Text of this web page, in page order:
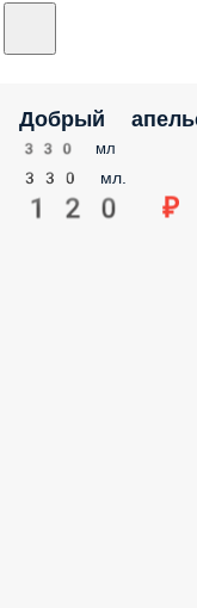
Добрый
330 мл
330 мл.
120 ₽